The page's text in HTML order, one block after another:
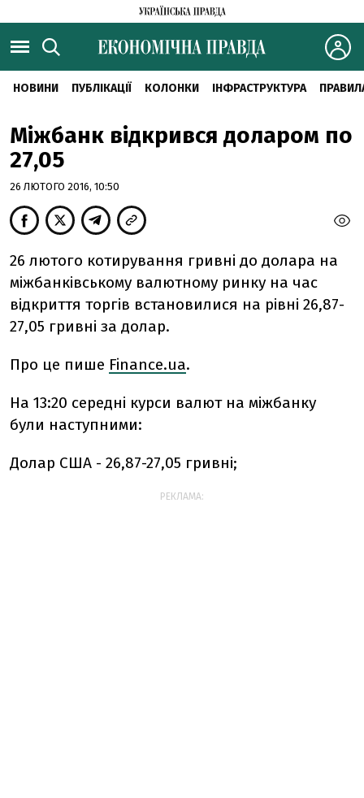
НОВИНИ ПУБЛІКАЦІЇ КОЛОНКИ ІНФРАСТРУКТУРА
Міжбанк відкрився доларом по
27,05
26 ЛЮТОГО 2016, 10:50
26 лютого котирування гривні до долара на
міжбанківському валютному ринку на час
відкриття торгів встановилися на рівні 26,87-
27,05 гривні за долар.
Про це пише Finanсe.ua.
На 13:20 середні курси валют на міжбанку
були наступними:
Долар США - 26,87-27,05 гривні;
РЕКЛАМА: